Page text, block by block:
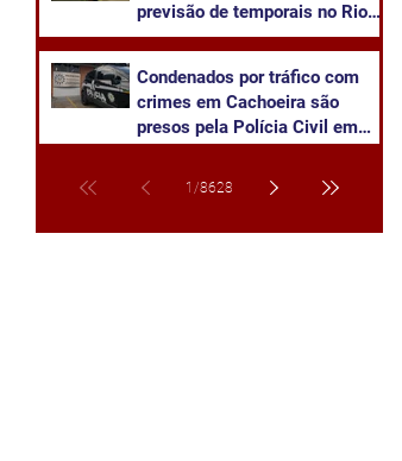
previsão de temporais no Rio
Grande do Sul
Condenados por tráfico com
crimes em Cachoeira são
presos pela Polícia Civil em
1 /8628